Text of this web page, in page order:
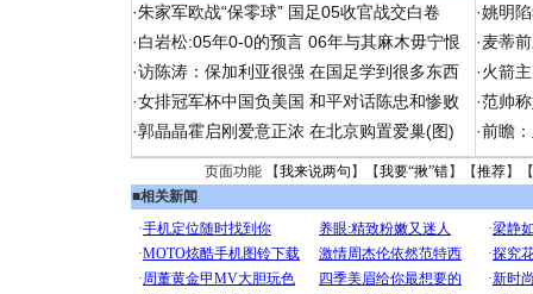
·朱家军欧战“保零球” 国足05收官战交白卷
·白岩松:05年0-0的预言 06年与其麻木毋宁恨
·访陈涛：保加利亚很强 在国足学到很多东西
·女排冠军杯中国负美国 和平对话陈忠和惨败
·郭晶晶霍启刚爱意正浓 在北京购置爱巢(图)
·姚明
·麦蒂
·火箭
·范帅
·前瞻
页面功能 【我来说两句 】【我要“揪”错】【推荐】
■相关新闻